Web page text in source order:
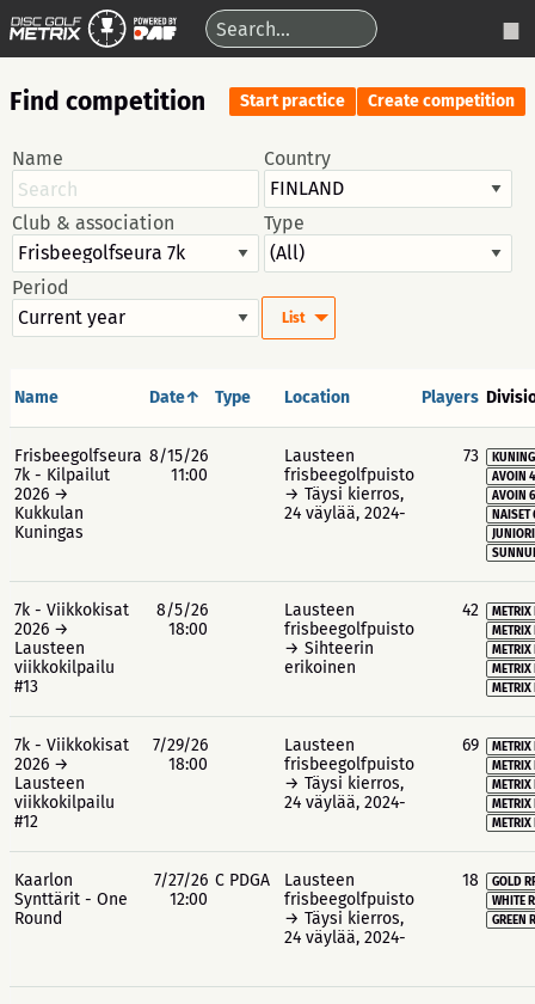
Find competition Start practice Create competition
Name Country
Club & association Type
Period
List
Name Date↑ Type Location Players
Frisbeegolfseura
7k - Kilpailut
2026 →
Kukkulan
Kuningas
8/15/26
11:00
Lausteen
frisbeegolfpuisto
→ Täysi kierros,
24 väylää, 2024-
73
AVOIN
AVOIN
NAISET
7k - Viikkokisat
2026 →
Lausteen
viikkokilpailu
#13
8/5/26
18:00
Lausteen
frisbeegolfpuisto
→ Sihteerin
erikoinen
42
METRIX
7k - Viikkokisat
2026 →
Lausteen
viikkokilpailu
#12
7/29/26
18:00
Lausteen
frisbeegolfpuisto
→ Täysi kierros,
24 väylää, 2024-
69
METRIX
Kaarlon
Synttärit - One
Round
7/27/26
12:00
C PDGA
Lausteen
frisbeegolfpuisto
→ Täysi kierros,
24 väylää, 2024-
18
GOLD
WHITE
GREEN